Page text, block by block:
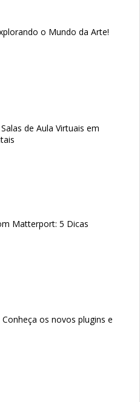
o Mundo da Arte!
de Aula Virtuais em
Matterport: 5 Dicas
os novos plugins e